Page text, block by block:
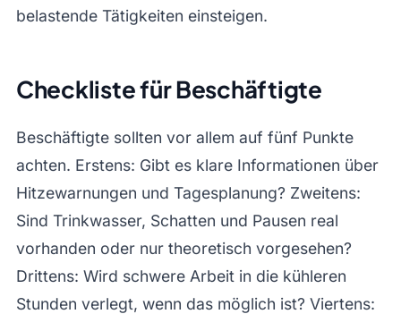
belastende Tätigkeiten einsteigen.
Checkliste für Beschäftigte
Beschäftigte sollten vor allem auf fünf Punkte
achten. Erstens: Gibt es klare Informationen über
Hitzewarnungen und Tagesplanung? Zweitens:
Sind Trinkwasser, Schatten und Pausen real
vorhanden oder nur theoretisch vorgesehen?
Drittens: Wird schwere Arbeit in die kühleren
Stunden verlegt, wenn das möglich ist? Viertens: